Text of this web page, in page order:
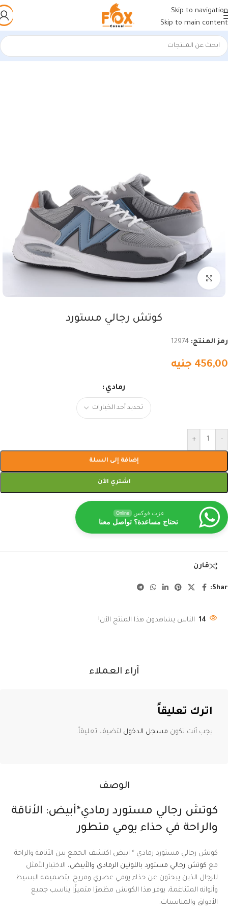
Skip to navigation
Skip to main content
الرئيسية/أحذية رجالي/كوتشي رجالي
اضغط للتكبير
كوتش رجالي مستورد
رمز المنتج: 12974
456,00 جنيه
رمادي
-
+
إضافة إلى السلة
اشتري الآن
عزت فوكس Online
تحتاج مساعدة؟ تواصل معنا
قارن
14 الناس يشاهدون هذا المنتج الآن!
الوصف
كوتش رجالي مستورد رمادي*أبيض: الأناقة
والراحة في حذاء يومي متطور
كوتش رجالي مستورد رمادي * ابيض اكتشف الجمع بين الأناقة والراحة
مع كوتش رجالي مستورد باللونين الرمادي والأبيض، الاختيار الأمثل
للرجال الذين يبحثون عن حذاء يومي عصري ومريح. بتصميمه البسيط
وألوانه المتناغمة، يوفر هذا الكوتش مظهرًا متميزًا يناسب جميع
الأذواق والمناسبات.
آراء العملاء
اترك تعليقاً
يجب أنت تكون مسجل الدخول لتضيف تعليقاً.